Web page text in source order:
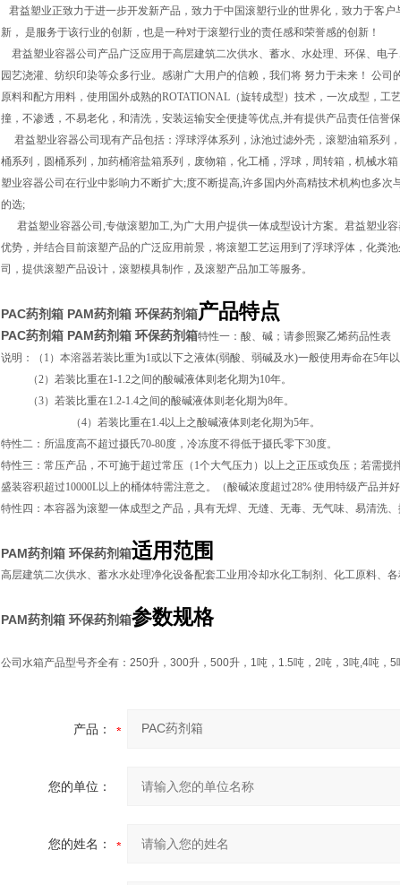
君益塑业正致力于进一步开发新产品，致力于中国滚塑行业的世界化，致力于客
新， 是服务于该行业的创新，也是一种对于滚塑行业的责任感和荣誉感的创新！
君益塑业容器公司产品广泛应用于高层建筑二次供水、蓄水、水处理、环保、电
园艺浇灌、纺织印染等众多行业。感谢广大用户的信赖，我们将 努力于未来！ 公
原料和配方用料，使用国外成熟的ROTATIONAL（旋转成型）技术，一次成型，
撞，不渗透，不易老化，和清洗，安装运输安全便捷等优点,并有提供产品责任信誉保
君益塑业容器公司现有产品包括：浮球浮体系列，泳池过滤外壳，滚塑油箱系列
桶系列，圆桶系列，加药桶溶盐箱系列，废物箱，化工桶，浮球，周转箱，机械
塑业容器公司在行业中影响力不断扩大;度不断提高,许多国内外高精技术机构也多
的选;
君益塑业容器公司,专做滚塑加工,为广大用户提供一体成型设计方案。君益塑业
优势，并结合目前滚塑产品的广泛应用前景，将滚塑工艺运用到了浮球浮体，化粪
司，提供滚塑产品设计，滚塑模具制作，及滚塑产品加工等服务。
PAC药剂箱 PAM药剂箱 环保药剂箱产品特点
PAC药剂箱 PAM药剂箱 环保药剂箱特性一：酸、碱；请参照聚乙烯药品性表
说明：（1）本溶器若装比重为1或以下之液体(弱酸、弱碱及水)一般使用寿命在5年
（2）若装比重在1-1.2之间的酸碱液体则老化期为10年。
（3）若装比重在1.2-1.4之间的酸碱液体则老化期为8年。
（4）若装比重在1.4以上之酸碱液体则老化期为5年。
特性二：所温度高不超过摄氏70-80度，冷冻度不得低于摄氏零下30度。
特性三：常压产品，不可施于超过常压（1个大气压力）以上之正压或负压；若需
盛装容积超过10000L以上的桶体特需注意之。（酸碱浓度超过28% 使用特级产品并好
特性四：本容器为滚塑一体成型之产品，具有无焊、无缝、无毒、无气味、易清洗、
PAM药剂箱 环保药剂箱适用范围
高层建筑二次供水、蓄水水处理净化设备配套工业用冷却水化工制剂、化工原料、
PAM药剂箱 环保药剂箱参数规格
公司水箱产品型号齐全有： 250升， 300升， 500升， 1吨， 1.5吨， 2吨， 3吨,4吨， 5
产品：
您的单位：
您的姓名：